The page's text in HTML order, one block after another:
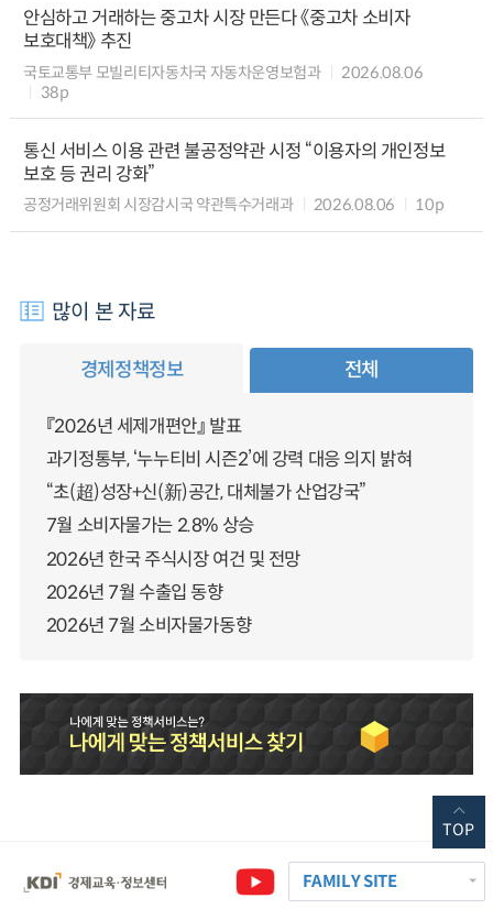
안심하고 거래하는 중고차 시장 만든다 《중고차 소비자
보호대책》 추진
국토교통부 모빌리티자동차국 자동차운영보험과
2026.08.06
38p
통신 서비스 이용 관련 불공정약관 시정 “이용자의 개인정보
보호 등 권리 강화”
공정거래위원회 시장감시국 약관특수거래과 2026.08.06 10p
많이 본 자료
경제정책정보 전체
『2026년 세제개편안』 발표
과기정통부, ‘누누티비 시즌2’에 강력 대응 의지 밝혀
“초(超)성장+신(新)공간, 대체불가 산업강국”
7월 소비자물가는 2.8% 상승
2026년 한국 주식시장 여건 및 전망
2026년 7월 수출입 동향
2026년 7월 소비자물가동향
FAMILY SITE
TOP